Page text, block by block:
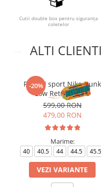
Cutii double box pentru siguranța
coletelor
ALTI
-20%
Pantofi sport Nike Dunk
Low Retro Panda
599,00 RON
479,00 RON
Marime:
40 40.5 44 44.5 45.5
VEZI VARIANTE